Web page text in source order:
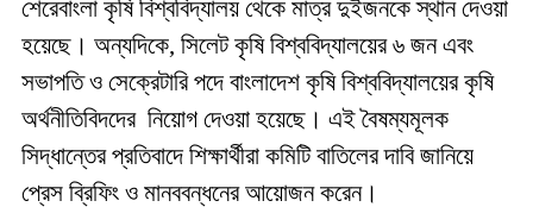
শেরেবাংলা কৃষি বিশ্ববিদ্যালয় থেকে মাত্র দুইজনকে স্থান দেওয়া
হয়েছে। অন্যদিকে, সিলেট কৃষি বিশ্ববিদ্যালয়ের ৬ জন এবং
সভাপতি ও সেক্রেটারি পদে বাংলাদেশ কৃষি বিশ্ববিদ্যালয়ের কৃষি
অর্থনীতিবিদদের নিয়োগ দেওয়া হয়েছে। এই বৈষম্যমূলক
সিদ্ধান্তের প্রতিবাদে শিক্ষার্থীরা কমিটি বাতিলের দাবি জানিয়ে
প্রেস ব্রিফিং ও মানববন্ধনের আয়োজন করেন।